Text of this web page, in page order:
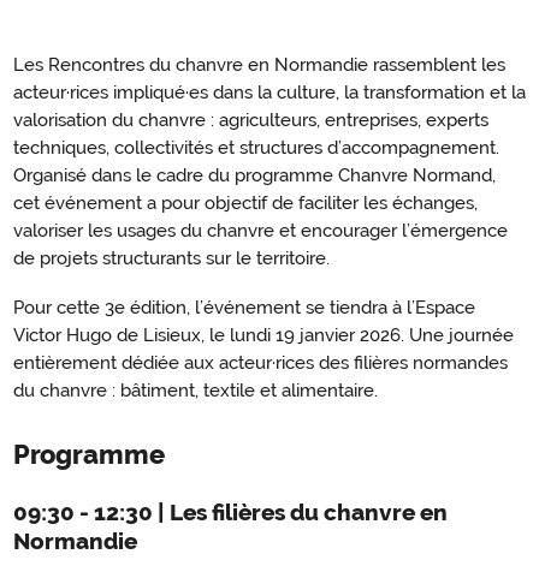
Les Rencontres du chanvre en Normandie rassemblent les
acteur·rices impliqué·es dans la culture, la transformation et la
valorisation du chanvre : agriculteurs, entreprises, experts
techniques, collectivités et structures d’accompagnement.
Organisé dans le cadre du programme Chanvre Normand,
cet événement a pour objectif de faciliter les échanges,
valoriser les usages du chanvre et encourager l’émergence
de projets structurants sur le territoire.
Pour cette 3e édition, l’événement se tiendra à l’Espace
Victor Hugo de Lisieux, le lundi 19 janvier 2026. Une journée
entièrement dédiée aux acteur·rices des filières normandes
du chanvre : bâtiment, textile et alimentaire.
Programme
09:30 - 12:30 | Les filières du chanvre en
Normandie